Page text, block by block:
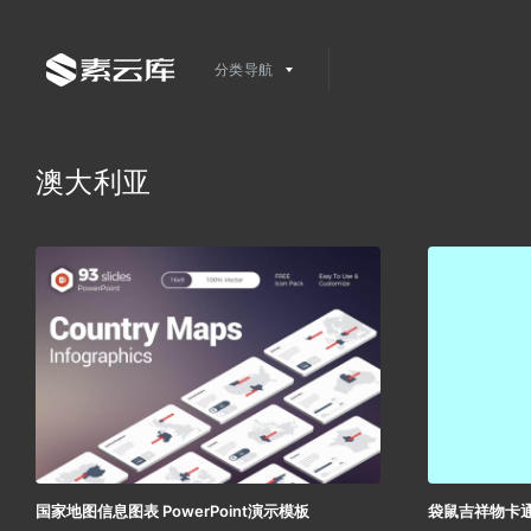
分类导航
澳大利亚
国家地图信息图表 PowerPoint演示模板 袋鼠吉祥物卡